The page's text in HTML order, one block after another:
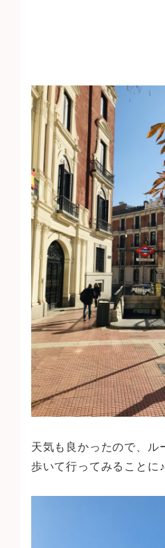
天気も良かったので、ル
歩いて行ってみることに♪